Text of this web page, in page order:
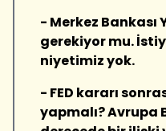
- Merkez Bankası
gerekiyor mu.
niyetimiz yok.
- FED kararı
yapmalı? Avrupa